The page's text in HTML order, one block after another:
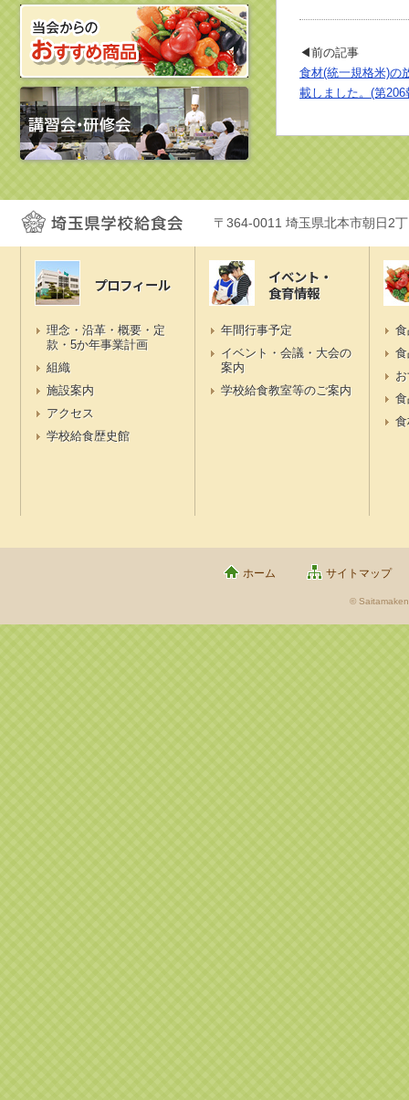
◀前の記事
食材(統一規格米)の
載しました。(第206
〒364-0011 埼玉県北本市朝日2
プロフィール
理念・沿革・概要・定
款・5か年事業計画
組織
施設案内
アクセス
学校給食歴史館
イベント・
食育情報
年間行事予定
イベント・会議・大会の
案内
学校給食教室等のご案内
ホーム サイトマップ
©